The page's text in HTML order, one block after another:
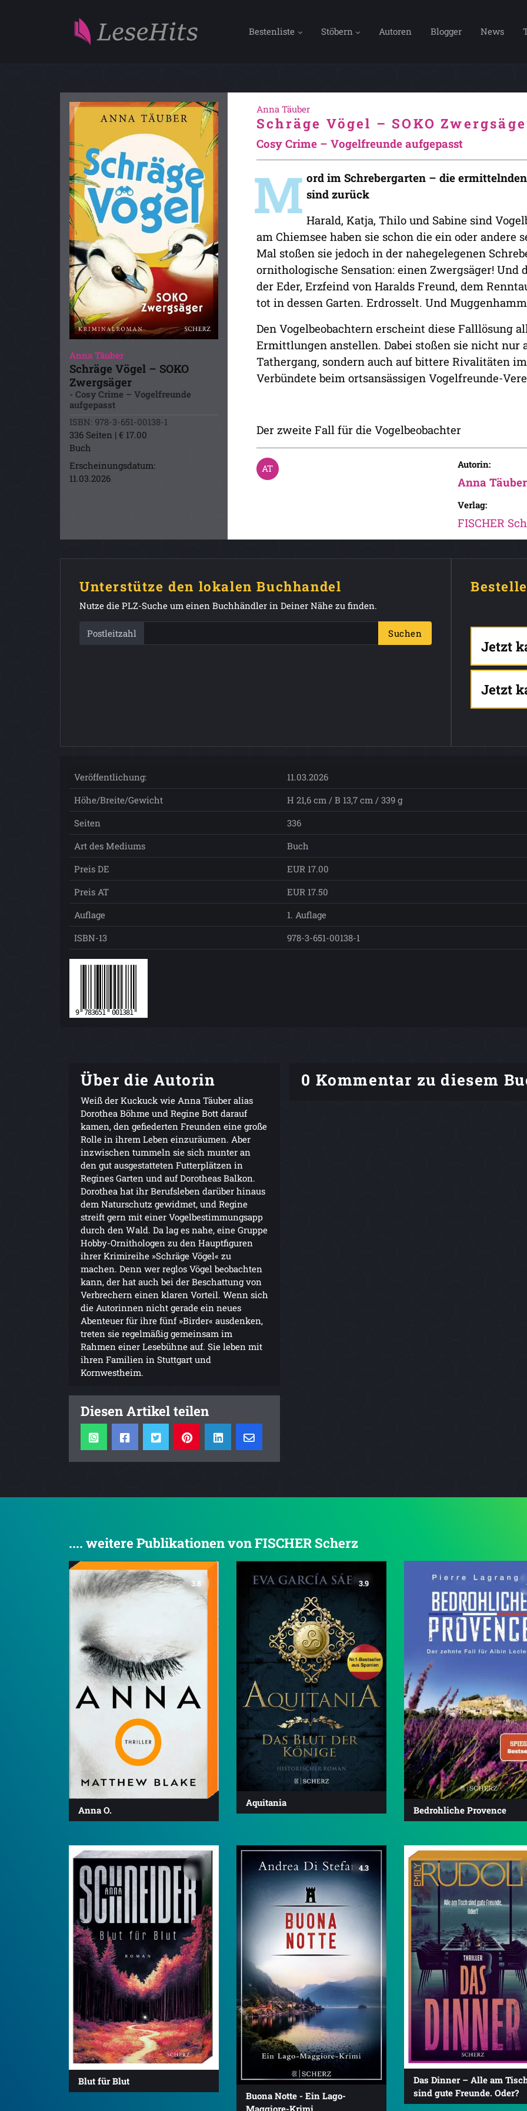
Bestenliste Stöbern Autoren Blogger News
Anna Täuber
Schräge Vögel – SOKO
Zwergsäger
- Cosy Crime – Vogelfreunde
aufgepasst
ISBN: 978-3-651-00138-1
336 Seiten | € 17.00
Buch
Erscheinungsdatum:
11.03.2026
Anna Täuber
Schräge Vögel – SOKO
Cosy Crime – Vogelfreunde aufgepasst
M ord im Schrebergarten – die
sind zurück
Harald, Katja, Thilo und Sabine sind
am Chiemsee haben sie schon die ein oder andere
Mal stoßen sie jedoch in der nahegelegenen
ornithologische Sensation: einen Zwergsäger! Und
der Eder, Erzfeind von Haralds Freund, dem
tot in dessen Garten. Erdrosselt. Und
Den Vogelbeobachtern erscheint diese Falllösung
Ermittlungen anstellen. Dabei stoßen sie nicht
Tathergang, sondern auch auf bittere Rivalitäten
Verbündete beim ortsansässigen Vogelfreunde-
Der zweite Fall für die Vogelbeobachter
Autorin:
Anna Täuber
Verlag:
FISCHER
Unterstütze den lokalen Buchhandel
Nutze die PLZ-Suche um einen Buchhändler in Deiner Nähe zu finden.
Postleitzahl Suchen
Jetzt
Jetzt
Veröffentlichung:
11.03.2026
Höhe/Breite/Gewicht
H 21,6 cm / B 13,7 cm / 339 g
Seiten
336
Art des Mediums
Buch
Preis DE
EUR 17.00
Preis AT
EUR 17.50
Auflage
1. Auflage
ISBN-13
978-3-651-00138-1
Über die Autorin
Weiß der Kuckuck wie Anna Täuber alias
Dorothea Böhme und Regine Bott darauf
kamen, den gefiederten Freunden eine große
Rolle in ihrem Leben einzuräumen. Aber
inzwischen tummeln sie sich munter an
den gut ausgestatteten Futterplätzen in
Regines Garten und auf Dorotheas Balkon.
Dorothea hat ihr Berufsleben darüber hinaus
dem Naturschutz gewidmet, und Regine
streift gern mit einer Vogelbestimmungsapp
durch den Wald. Da lag es nahe, eine Gruppe
Hobby-Ornithologen zu den Hauptfiguren
ihrer Krimireihe »Schräge Vögel« zu
machen. Denn wer reglos Vögel beobachten
kann, der hat auch bei der Beschattung von
Verbrechern einen klaren Vorteil. Wenn sich
die Autorinnen nicht gerade ein neues
Abenteuer für ihre fünf »Birder« ausdenken,
treten sie regelmäßig gemeinsam im
Rahmen einer Lesebühne auf. Sie leben mit
ihren Familien in Stuttgart und
Kornwestheim.
Diesen Artikel teilen
0 Kommentar zu diesem
.... weitere Publikationen von FISCHER Scherz
3.8
Anna O.
3.9
Aquitania
Bedrohliche Provence
Blut für Blut
4.3
Buona Notte - Ein Lago-
Maggiore-Krimi
Das Dinner – Alle am
sind gute Freunde. Oder?